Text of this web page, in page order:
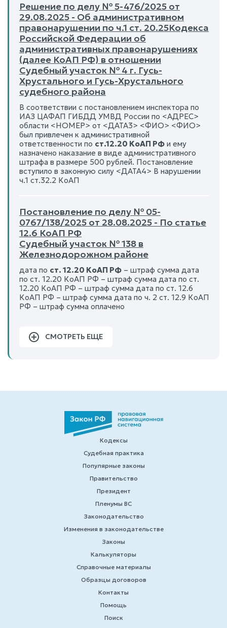
Решение по делу № 5-476/2025 от
29.08.2025 - Об административном
правонарушении по ч.1 ст. 20.25Кодекса
Российской Федерации об
административных правонарушениях
(далее КоАП РФ) в отношении
Судебный участок № 4 г. Гусь-
Хрустального и Гусь-Хрустального
судебного района
В соответствии с постановлением инспектора по
ИАЗ ЦАФАП ГИБДД УМВД России по <АДРЕС>
области <НОМЕР> от <ДАТА3> <ФИО> <ФИО>
был привлечен к административной
ответственности по ст.12.20 КоАП РФ и ему
назначено наказание в виде административного
штрафа в размере 500 рублей. Постановление
вступило в законную силу <ДАТА4> В нарушении
ч.1 ст.32.2 КоАП
Постановление по делу № 05-
0767/138/2025 от 28.08.2025 - По статье
12.6 КоАП РФ
Судебный участок № 138 в
Железнодорожном районе
дата по ст. 12.20 КоАП РФ – штраф сумма дата
по ст. 12.20 КоАП РФ – штраф сумма дата по ст.
12.20 КоАП РФ – штраф сумма дата по ст. 12.6
КоАП РФ – штраф сумма дата по ч. 2 ст. 12.9 КоАП
РФ – штраф сумма оплачено
СМОТРЕТЬ ЕЩЕ
Кодексы
Судебная практика
Популярные законы
Правительство
Президент
Пленумы ВС
Законодательство
Изменения в законодательстве
Законы
Калькуляторы
Справочные материалы
Образцы договоров
Контакты
Помощь
Поиск